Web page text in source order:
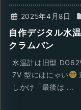
2025年4月8日
自作デジタル水
クラムバン
水温計は旧型
7V 型にはにゃい
しかけ「最後は ...